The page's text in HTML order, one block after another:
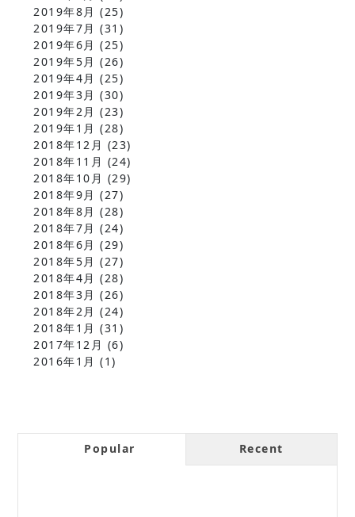
2019年8月 (25)
2019年7月 (31)
2019年6月 (25)
2019年5月 (26)
2019年4月 (25)
2019年3月 (30)
2019年2月 (23)
2019年1月 (28)
2018年12月 (23)
2018年11月 (24)
2018年10月 (29)
2018年9月 (27)
2018年8月 (28)
2018年7月 (24)
2018年6月 (29)
2018年5月 (27)
2018年4月 (28)
2018年3月 (26)
2018年2月 (24)
2018年1月 (31)
2017年12月 (6)
2016年1月 (1)
Popular Recent